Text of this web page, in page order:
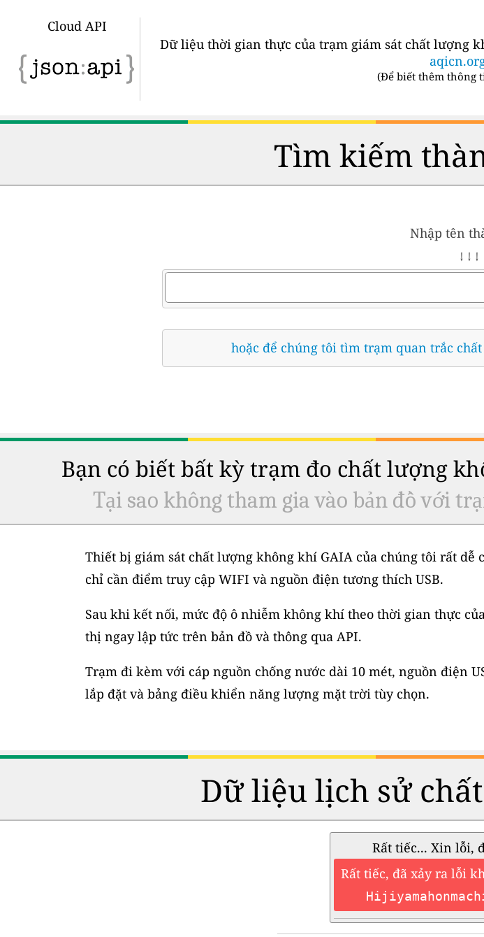
Cloud API
Dữ liệu thời gian thực của trạm giám sát chất lượng
(Để biết thêm thông
Tìm kiếm
Nhập tên
↓ ↓ ↓
hoặc để chúng tôi tìm trạm quan trắc
Bạn có biết bất kỳ trạm đo chất lượng
Tại sao không tham gia vào bản đồ với
Thiết bị giám sát chất lượng không khí GAIA của chúng tôi rất dễ
chỉ cần điểm truy cập WIFI và nguồn điện tương thích USB.
Sau khi kết nối, mức độ ô nhiễm không khí theo thời gian thực
thị ngay lập tức trên bản đồ và thông qua API.
Trạm đi kèm với cáp nguồn chống nước dài 10 mét, nguồn điện
lắp đặt và bảng điều khiển năng lượng mặt trời tùy chọn.
Dữ liệu lịch sử
Rất tiếc... Xin lỗi,
Rất tiếc, đã xảy ra lỗi